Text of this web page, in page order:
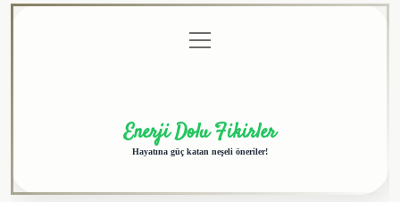
menüyü
aç
Enerji Dolu Fikirler
Hayatına güç katan neşeli öneriler!